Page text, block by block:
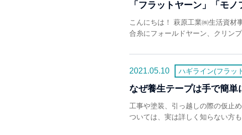
「フラットヤーン」「モ
こんにちは！ 萩原工業㈱生活資材
合糸にフォールドヤーン、クリン
2021.05.10 ハギライン(フラッ
なぜ養生テープは手で簡単
工事や塗装、引っ越しの際の仮止
ついては、実は詳しく知らない方